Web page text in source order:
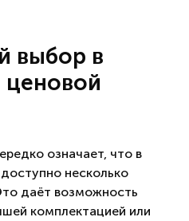
выбор в
означает, что в
несколько
даёт возможность
комплектацией или